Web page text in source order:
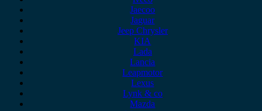
Jaecoo
Jaguar
Jeep Chrysler
KIA
Lada
Lancia
Leapmotor
Lexus
Lynk & co
Mazda